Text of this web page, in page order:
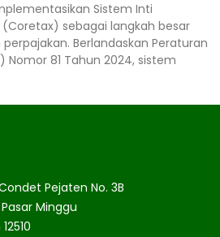
Sistem Inti
sebagai langkah besar
Berlandaskan Peraturan
Nomor 81 Tahun 2024, sistem
Pejaten No. 3B
Minggu